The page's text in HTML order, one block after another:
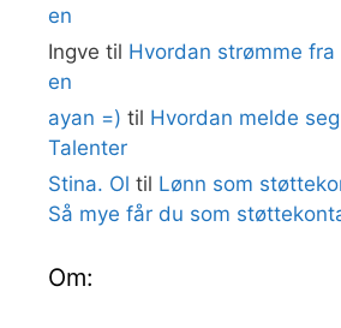
en
Ingve til Hvordan strømme
en
ayan =) til Hvordan melde
Talenter
Stina. Ol til Lønn som
Så mye får du som
Om: